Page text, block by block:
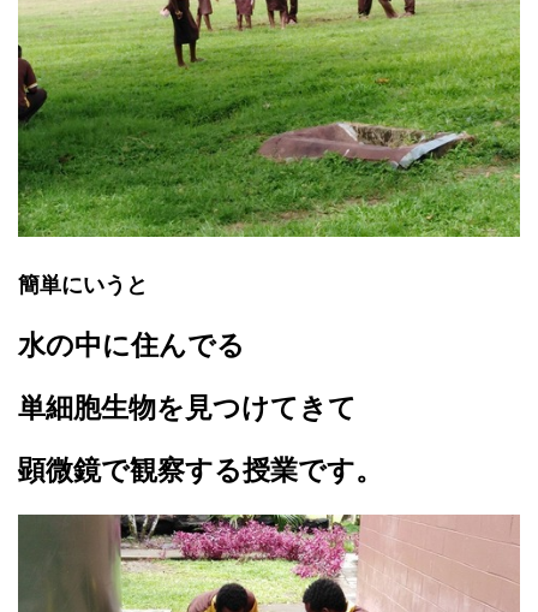
簡単にいうと
水の中に住んでる
単細胞生物を見つけてきて
顕微鏡で観察する授業です。